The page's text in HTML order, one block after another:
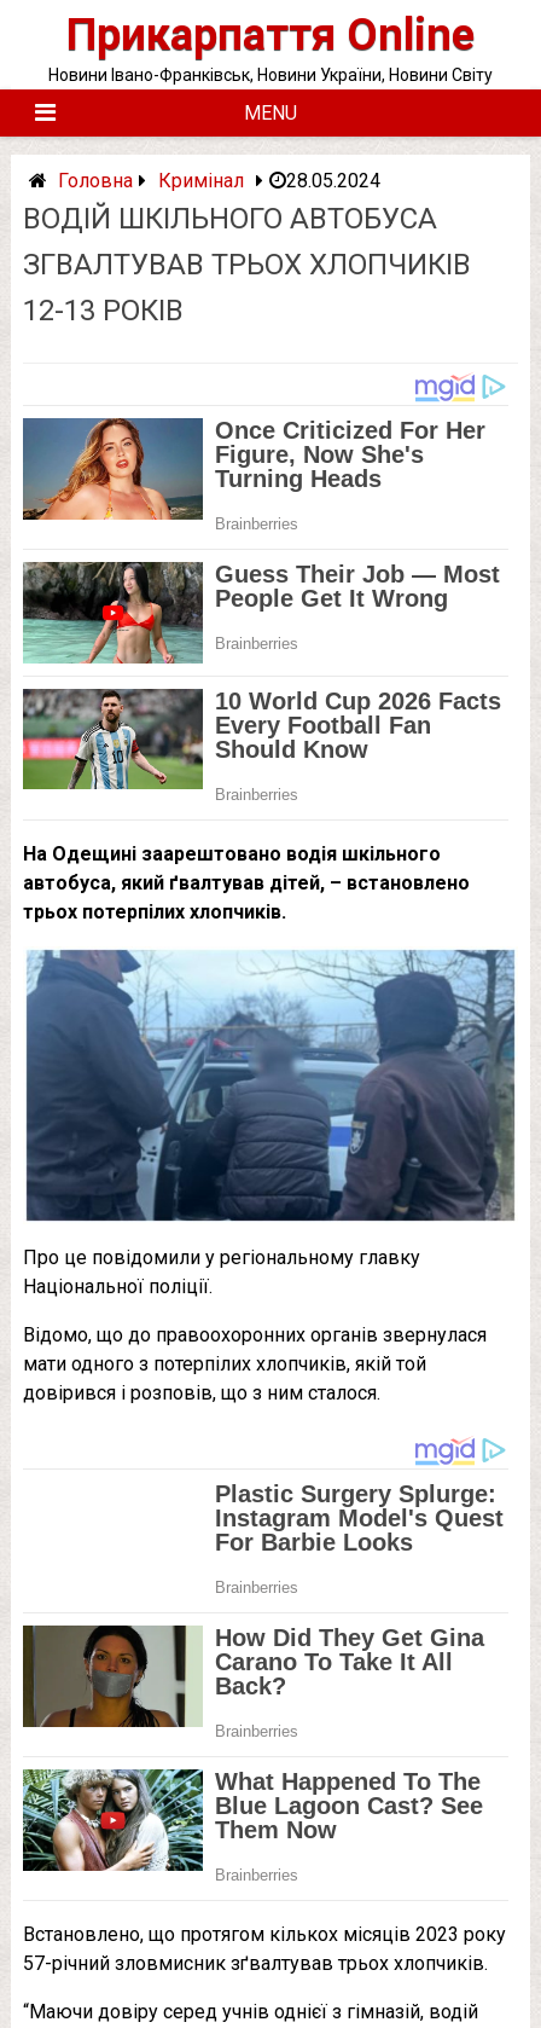
Прикарпаття Online
Новини Івано-Франківськ, Новини України, Новини Світу
MENU
Головна Кримінал 28.05.2024
ВОДІЙ ШКІЛЬНОГО АВТОБУСА
ЗГВAЛТУВAВ ТРЬОХ ХЛОПЧИКІВ
12-13 РОКІВ
На Одещині заарештовано водія шкільного
автобуса, який ґвалтував дітей, – встановлено
трьох потерпілих хлопчиків.
Про це повідомили у регіональному главку
Національної поліції.
Відомо, що до правоохоронних органів звернулася
мати одного з потерпілих хлопчиків, якій той
довірився і розповів, що з ним сталося.
Встановлено, що протягом кількох місяців 2023 року
57-річний зловмисник зґвалтував трьох хлопчиків.
“Маючи довіру серед учнів однієї з гімназій, водій